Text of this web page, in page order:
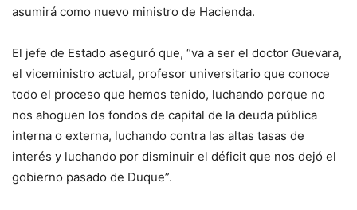
asumirá como nuevo ministro de Hacienda.
El jefe de Estado aseguró que, “va a ser el doctor Guevara,
el viceministro actual, profesor universitario que conoce
todo el proceso que hemos tenido, luchando porque no
nos ahoguen los fondos de capital de la deuda pública
interna o externa, luchando contra las altas tasas de
interés y luchando por disminuir el déficit que nos dejó el
gobierno pasado de Duque”.